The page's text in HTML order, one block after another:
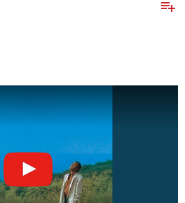
playlist_add